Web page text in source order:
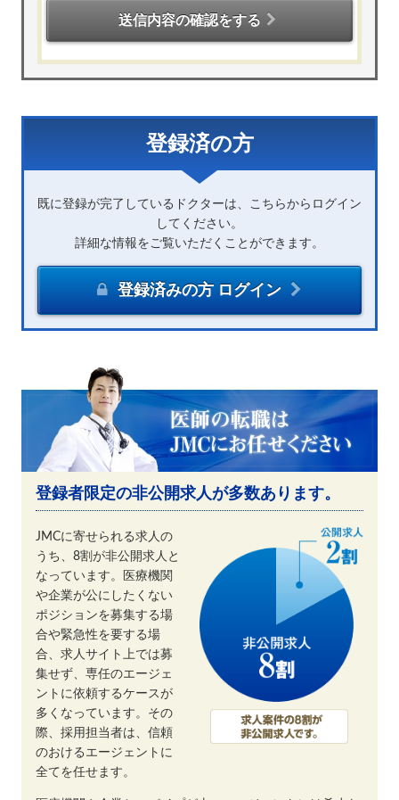
送信内容の確認をする
登録済の方
既に登録が完了しているドクターは、こちらからログイン
してください。
詳細な情報をご覧いただくことができます。
登録済みの方 ログイン
登録者限定の非公開求人が多数あります。
JMCに寄せられる求人の
うち、8割が非公開求人と
なっています。医療機関
や企業が公にしたくない
ポジションを募集する場
合や緊急性を要する場
合、求人サイト上では募
集せず、専任のエージェ
ントに依頼するケースが
多くなっています。その
際、採用担当者は、信頼
のおけるエージェントに
全てを任せます。